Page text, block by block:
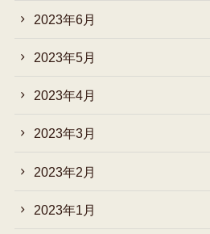
2023年6月
2023年5月
2023年4月
2023年3月
2023年2月
2023年1月